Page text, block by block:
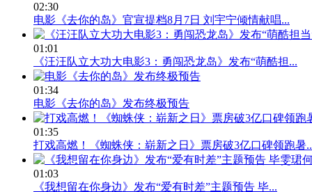
02:30
电影《去你的岛》官宣提档8月7日 刘宇宁倾情献唱...
01:01
《汪汪队立大功大电影3：勇闯恐龙岛》发布“萌酷担...
01:34
电影《去你的岛》发布终极预告
01:35
打戏高燃！《蜘蛛侠：崭新之日》票房破3亿口碑领跑暑
01:03
《我想留在你身边》发布“爱有时差”主题预告 毕...